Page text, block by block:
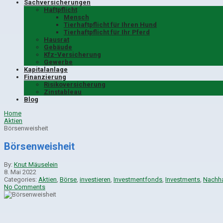
Sachversicherungen
Haftpflicht
Mensch
Tierhaftpflicht für Ihren Hund
Tierhaftpflicht für Ihr Pferd
Hausrat
Gebäude
Kfz-Versicherung
Gewerbe
Kapitalanlage
Finanzierung
Risikoversicherung
Zinstableau
Blog
Home
Aktien
Börsenweisheit
Börsenweisheit
By: Knut Mäuselein
8. Mai 2022
Categories: Aktien Börse investieren Investmentfonds Investments
No Comments